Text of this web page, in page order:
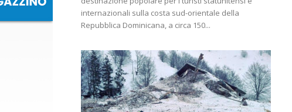
internazionali sulla costa sud-orientale della
Repubblica Dominicana, a circa 150...